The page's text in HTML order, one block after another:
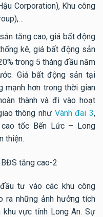
Corporation), Khu công
tăng cao, giá bất động
kê, giá bất động sản
trong 5 tháng đầu năm
Giá bất động sản tại
mạnh hơn trong thời gian
thành và đi vào hoạt
thông như Vành đai 3,
tốc Bến Lức – Long
thiện.
tư vào các khu công
ra những ảnh hưởng tích
vực tỉnh Long An. Sự